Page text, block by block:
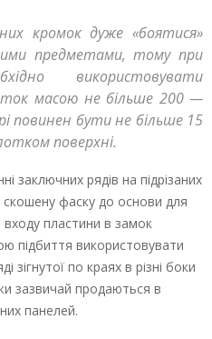
кромок дуже «боятися»
предметами, тому при
використовувати
масою не більше 200 —
повинен бути не більше 15
поверхні.
заключних рядів на підрізаних
фаску до основи для
пластини в замок
підбиття використовувати
зігнутої по краях в різні боки
зазвичай продаються в
панелей.